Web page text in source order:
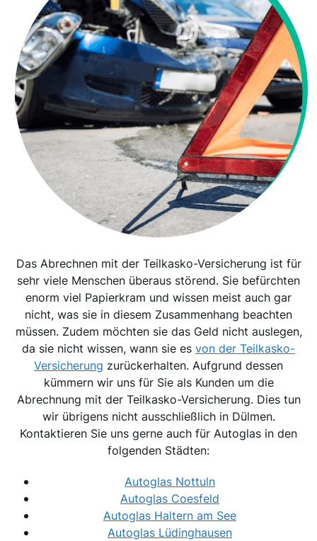
Das Abrechnen mit der Teilkasko-Versicherung ist für
sehr viele Menschen überaus störend. Sie befürchten
enorm viel Papierkram und wissen meist auch gar
nicht, was sie in diesem Zusammenhang beachten
müssen. Zudem möchten sie das Geld nicht auslegen,
da sie nicht wissen, wann sie es von der Teilkasko-
Versicherung zurückerhalten. Aufgrund dessen
kümmern wir uns für Sie als Kunden um die
Abrechnung mit der Teilkasko-Versicherung. Dies tun
wir übrigens nicht ausschließlich in Dülmen.
Kontaktieren Sie uns gerne auch für Autoglas in den
folgenden Städten:
Autoglas Nottuln
Autoglas Coesfeld
Autoglas Haltern am See
Autoglas Lüdinghausen